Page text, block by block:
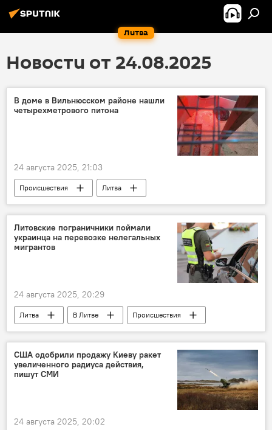
Литва
Новости от 24.08.2025
В доме в Вильнюсском районе нашли
четырехметрового питона
24 августа 2025, 21:03
Происшествия
Литва
Вильнюсский район
змеи
животные
Литовские пограничники поймали
украинца на перевозке нелегальных
мигрантов
24 августа 2025, 20:29
Литва В Литве
Происшествия
происшествие
нелегалы
мигранты
Украина
общество
США одобрили продажу Киеву ракет
увеличенного радиуса действия,
пишут СМИ
24 августа 2025, 20:02